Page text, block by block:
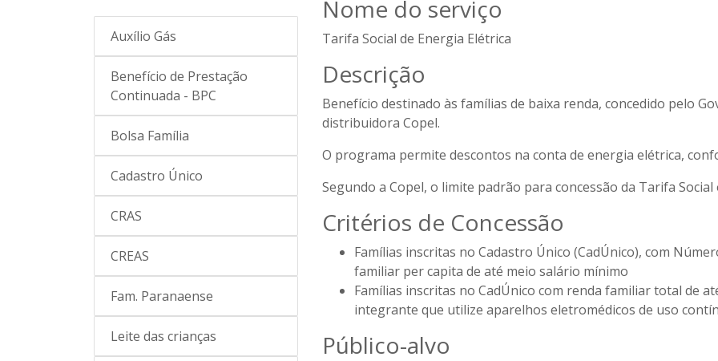
Auxílio Gás
Benefício de Prestação
Continuada - BPC
Bolsa Família
Cadastro Único
CRAS
CREAS
Fam. Paranaense
Leite das crianças
Nome do serviço
Tarifa Social de Energia Elétrica
Descrição
Benefício destinado às famílias de baixa renda, concedido pelo
distribuidora Copel.
O programa permite descontos na conta de energia elétrica,
Segundo a Copel, o limite padrão para concessão da Tarifa
Critérios de Concessão
Famílias inscritas no Cadastro Único (CadÚnico), com
familiar per capita de até meio salário mínimo
Famílias inscritas no CadÚnico com renda familiar total de
integrante que utilize aparelhos eletromédicos de uso
Público-alvo